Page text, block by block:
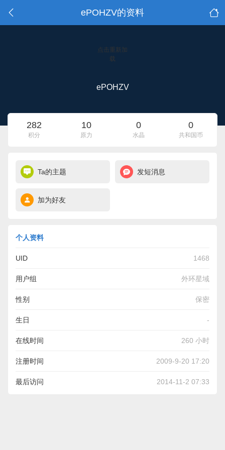
ePOHZV的资料
点击重新加
载
ePOHZV
282
积分
10
原力
0
水晶
0
共和国币
Ta的主题 发短消息
加为好友
个人资料
UID 1468
用户组 外环星域
性别 保密
生日 -
在线时间 260 小时
注册时间 2009-9-20 17:20
最后访问 2014-11-2 07:33